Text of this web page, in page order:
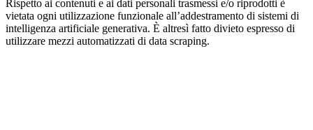
Rispetto ai contenuti e ai dati personali trasmessi e/o riprodotti è
vietata ogni utilizzazione funzionale all’addestramento di sistemi di
intelligenza artificiale generativa. È altresì fatto divieto espresso di
utilizzare mezzi automatizzati di data scraping.